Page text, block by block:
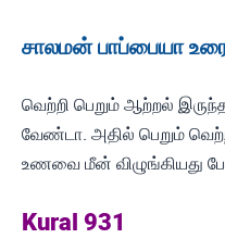
சாலமன் பாப்பையா
வெற்றி பெறும் ஆற்றல்
வேண்டா. அதில் பெறும்
உணவை மீன் விழுங்கியது
Kural 931